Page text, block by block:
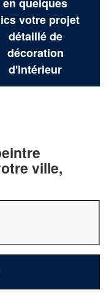
votre projet
détaillé de
décoration
d'intérieur
ville,